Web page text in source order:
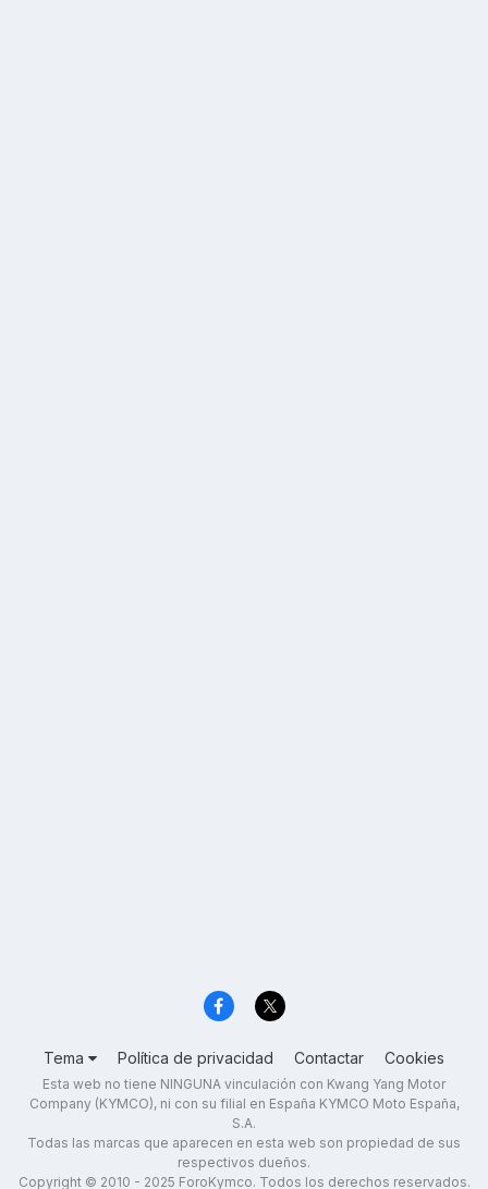
Tema Política de privacidad Contactar Cookies
Esta web no tiene NINGUNA vinculación con Kwang Yang Motor
Company (KYMCO), ni con su filial en España KYMCO Moto España,
S.A.
Todas las marcas que aparecen en esta web son propiedad de sus
respectivos dueños.
Copyright © 2010 - 2025 ForoKymco. Todos los derechos reservados.